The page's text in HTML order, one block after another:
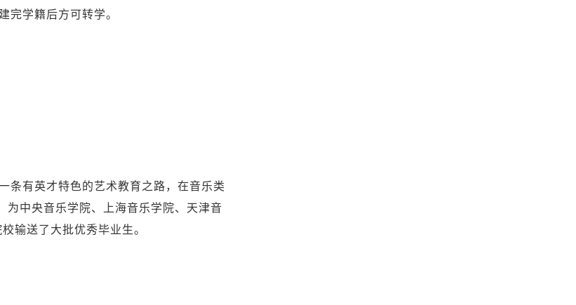
完学籍后方可转学。
条有英才特色的艺术教育之路，在音乐类
为中央音乐学院、上海音乐学院、天津音
输送了大批优秀毕业生。